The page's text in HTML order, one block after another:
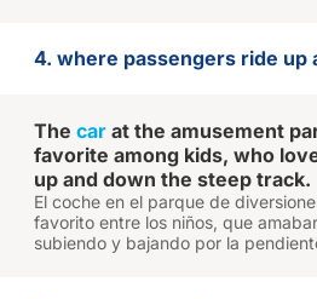
4. where passengers ride up
The car at the amusement
favorite among kids, who
up and down the steep track.
El coche en el parque de
favorito entre los niños, que
subiendo y bajando por la